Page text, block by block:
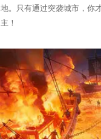
地。只有通过突袭城市，你
主！